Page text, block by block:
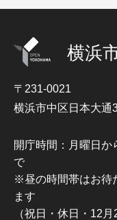
横浜
〒231-0021
横浜市中区日本大通
開庁時間：月曜日か
で
※昼の時間帯はお待
ます
（祝日・休日・12